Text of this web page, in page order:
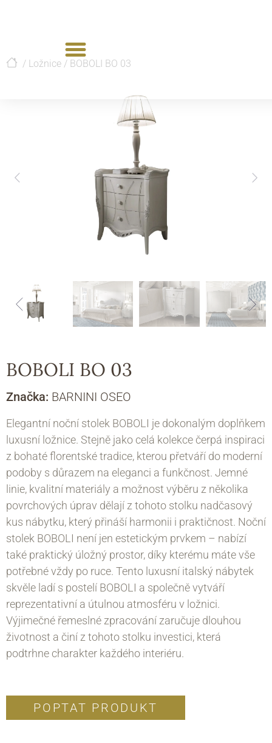
/ Ložnice / BOBOLI BO 03
BOBOLI BO 03
Značka: BARNINI OSEO
Elegantní noční stolek BOBOLI je dokonalým doplňkem
luxusní ložnice. Stejně jako celá kolekce čerpá inspiraci
z bohaté florentské tradice, kterou přetváří do moderní
podoby s důrazem na eleganci a funkčnost. Jemné
linie, kvalitní materiály a možnost výběru z několika
povrchových úprav dělají z tohoto stolku nadčasový
kus nábytku, který přináší harmonii i praktičnost. Noční
stolek BOBOLI není jen estetickým prvkem – nabízí
také praktický úložný prostor, díky kterému máte vše
potřebné vždy po ruce. Tento luxusní italský nábytek
skvěle ladí s postelí BOBOLI a společně vytváří
reprezentativní a útulnou atmosféru v ložnici.
Výjimečné řemeslné zpracování zaručuje dlouhou
životnost a činí z tohoto stolku investici, která
podtrhne charakter každého interiéru.
POPTAT PRODUKT